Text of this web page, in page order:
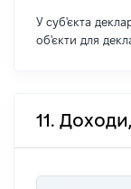
У суб'єкта
об'єкти для
11.